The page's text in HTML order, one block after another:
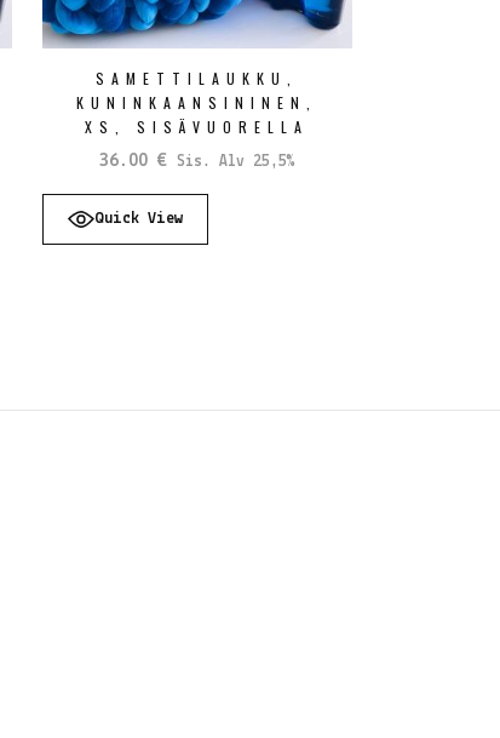
SAMETTILAUKKU,
KUNINKAANSININEN,
XS, SISÄVUORELLA
36.00€ Sis. Alv 25,5%
Quick View